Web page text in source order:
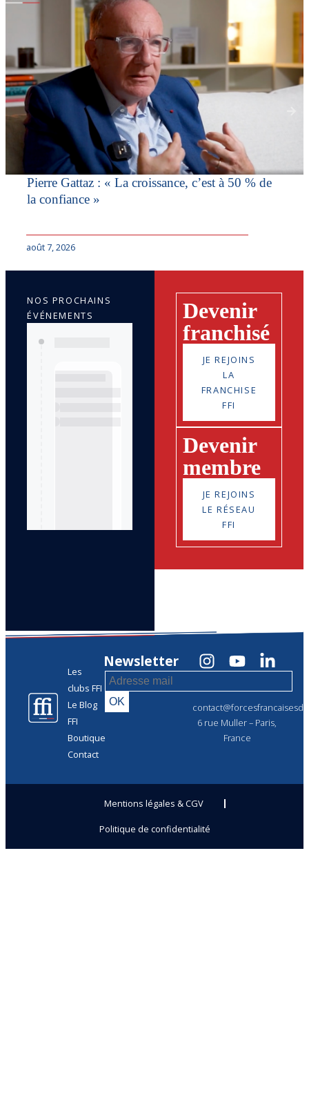
Pierre Gattaz : « La croissance, c’est à 50 % de
la confiance »
août 7, 2026
Devenir
franchisé
JE REJOINS
LA
FRANCHISE
FFI
Devenir
membre
JE REJOINS
LE RÉSEAU
FFI
NOS PROCHAINS
ÉVÉNEMENTS
Les
clubs FFI
Le Blog
FFI
Boutique
Contact
6 rue Muller – Paris,
France
Newsletter
Mentions légales & CGV
Politique de confidentialité